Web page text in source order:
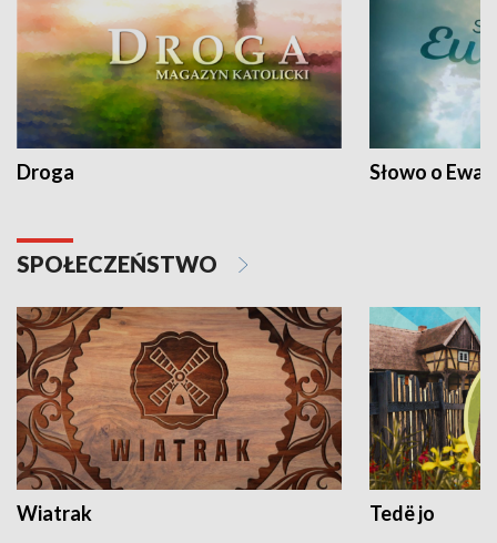
Droga Słowo o
SPOŁECZEŃSTWO
Wiatrak Tedë jo